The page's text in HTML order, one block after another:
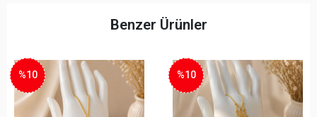
Benzer Ürünler
%10 %10